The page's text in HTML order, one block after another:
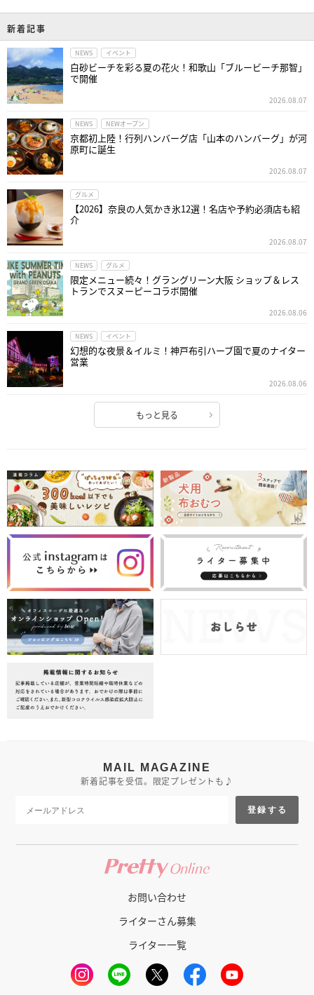
新着記事
NEWS イベント
白砂ビーチを彩る夏の花火！和歌山「ブルービーチ那智」
で開催
2026.08.07
NEWS NEWオープン
京都初上陸！行列ハンバーグ店「山本のハンバーグ」が河
原町に誕生
2026.08.07
グルメ
【2026】奈良の人気かき氷12選！名店や予約必須店も紹
介
2026.08.07
NEWS グルメ
限定メニュー続々！グラングリーン大阪 ショップ＆レス
トランでスヌーピーコラボ開催
2026.08.06
NEWS イベント
幻想的な夜景＆イルミ！神戸布引ハーブ園で夏のナイター
営業
2026.08.06
もっと見る
MAIL MAGAZINE
新着記事を受信。限定プレゼントも♪
登録する
お問い合わせ
ライターさん募集
ライター一覧